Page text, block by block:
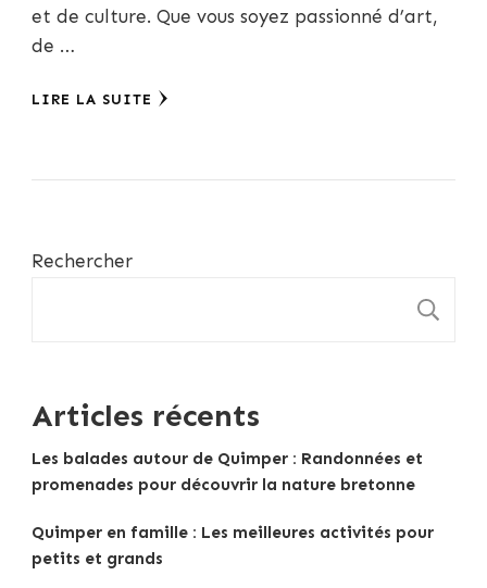
et de culture. Que vous soyez passionné d’art,
de …
LIRE LA SUITE
Rechercher
Articles récents
Les balades autour de Quimper : Randonnées et
promenades pour découvrir la nature bretonne
Quimper en famille : Les meilleures activités pour
petits et grands